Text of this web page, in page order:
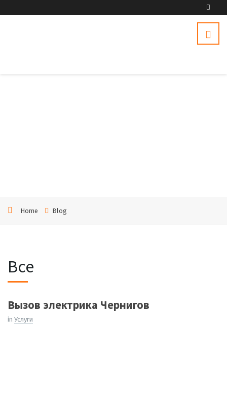
Home Blog
Все
Вызов электрика Чернигов
in Услуги